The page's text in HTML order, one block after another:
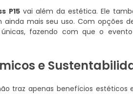
P15vai além da estética. Ele
mais seu uso. Com opções
únicas, fazendo com que o
e
traz apenas benefícios estéticos